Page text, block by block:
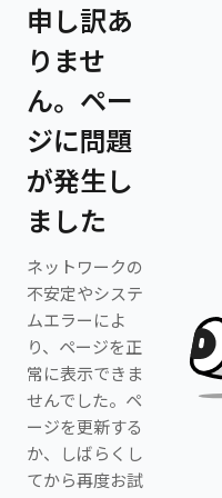
申し訳あ
りませ
ん。ペー
ジに問題
が発生し
ました
ネットワークの
不安定やシステ
ムエラーによ
り、ページを正
常に表示できま
せんでした。ペ
ージを更新する
か、しばらくし
てから再度お試